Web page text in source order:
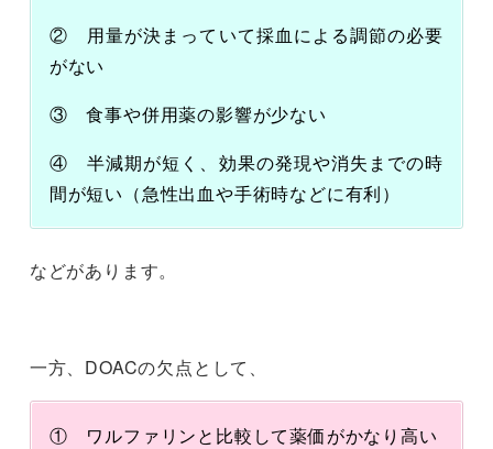
② 用量が決まっていて採血による調節の必要
がない
③ 食事や併用薬の影響が少ない
④ 半減期が短く、効果の発現や消失までの時
間が短い（急性出血や手術時などに有利）
などがあります。
一方、DOACの欠点として、
① ワルファリンと比較して薬価がかなり高い